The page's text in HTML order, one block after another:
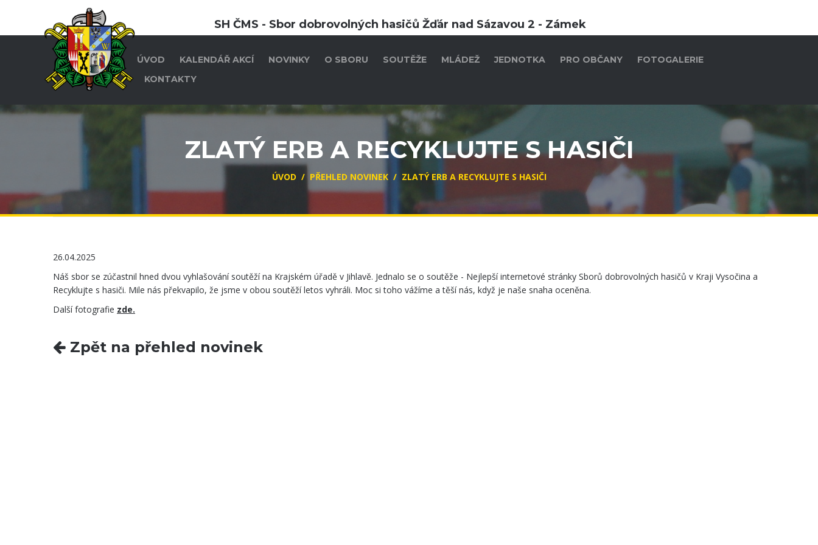
SH ČMS - Sbor dobrovolných hasičů Žďár nad Sázavou 2 - Zámek
ÚVOD KALENDÁŘ AKCÍ NOVINKY O SBORU SOUTĚŽE MLÁDEŽ JEDNOTKA PRO OBČANY
FOTOGALERIE
KONTAKTY
ZLATÝ ERB A RECYKLUJTE S HASIČI
ÚVOD / PŘEHLED NOVINEK / ZLATÝ ERB A RECYKLUJTE S HASIČI
26.04.2025
Náš sbor se zúčastnil hned dvou vyhlašování soutěží na Krajském úřadě v Jihlavě. Jednalo se o soutěže - Nejlepší internetové stránky Sborů dobrovolných hasičů v Kraji Vysočina a
Recyklujte s hasiči. Mile nás překvapilo, že jsme v obou soutěží letos vyhráli. Moc si toho vážíme a těší nás, když je naše snaha oceněna.
Další fotografie zde.
Zpět na přehled novinek